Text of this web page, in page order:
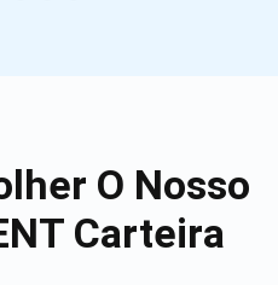
O Nosso
Carteira